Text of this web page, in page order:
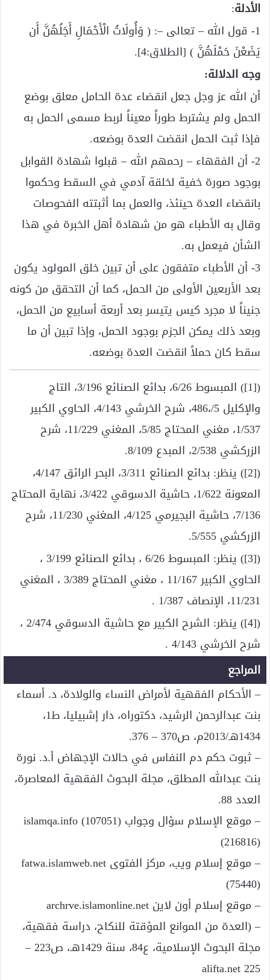
الأدلة:
1- قول الله – تعالى –: ( وَأُولَاتُ الْأَحْمَالِ أَجَلُهُنَّ أَن
يَضَعْنَ حَمْلَهُنَّ ) [الطلاق:4].
وجه الدلالة:
أن الله عز وجل جعل انقضاء عدة الحامل معلق بوضع
الحمل ولم يشترط طوراً معيناً لربط مسمى الحمل به
فإذا ثبت الحمل انقضت العدة بوضعه.
2- أن الفقهاء – رحمهم الله – قبلوا شهادة القوابل
بوجود صورة خفية لخلقة آدمي في السقط وحكموا
بانقضاء العدة حينئذ، والعمل بما أثبتته الفحوصات
وقال به الأطباء هو من شهادة أهل الخبرة في هذا
الشأن فيعمل به.
3- أن الأطباء متفقون على أن تبين خلق المولود يكون
بعد الأربعين الأولى من الحمل، كما أن التحقق من كونه
جنيناً لا مجرد كيس يتيسر بعد أربعة أسابيع من الحمل،
وبعد ذلك يمكن الجزم بوجود الحمل، وإذا تبين أن ما
سقط كان حملاً انقضت العدة بوضعه.
([1]) المبسوط 6/26، بدائع الصنائع 3/196، التاج
والإكليل 5/،486، شرح الخرشي 4/143، الحاوي الكبير
1/537، مغني المحتاج 5/85، المغني 11/229، شرح
الزركشي 2/538، المبدع 8/109.
([2]) ينظر: بدائع الصنائع 3/311، البحر الرائق 4/147،
المعونة 1/622، حاشية الدسوقي 3/422، نهاية المحتاج
7/136، حاشية البجيرمي 4/125، المغني 11/230، شرح
الزركشي 5/555.
([3]) ينظر: المبسوط 6/26 ، بدائع الصنائع 3/199 ،
الحاوي الكبير 11/167 ، مغني المحتاج 3/389 ، المغني
11/231، الإنصاف 1/387 .
([4]) ينظر: الشرح الكبير مع حاشية الدسوقي 2/474 ،
شرح الخرشي 4/143 .
المراجع
– الأحكام الفقهية لأمراض النساء والولادة، د. أسماء
بنت عبدالرحمن الرشيد، دكتوراه، دار إشبيليا، ط1،
1434هـ/2013م، ص370 – 376.
– ثبوت حكم دم النفاس في حالات الإجهاض أ.د. نورة
بنت عبدالله المطلق، مجلة البحوث الفقهية المعاصرة،
العدد 88.
– موقع الإسلام سؤال وجواب islamqa.info (107051)
(216816)
– موقع إسلام ويب، مركز الفتوى fatwa.islamweb.net
(75440)
– موقع إسلام أون لاين archrve.islamonline.net
– (العدة من الموانع المؤقتة للنكاح، دراسة فقهية،
مجلة البحوث الإسلامية، ع84، سنة 1429هـ، ص223 –
225 alifta.net